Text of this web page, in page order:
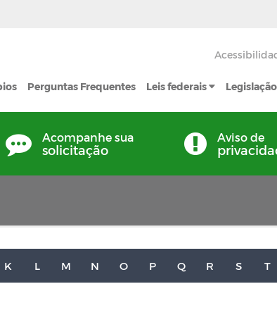
Perguntas Frequentes Leis federais
Acompanhe sua
solicitação
Aviso de
K L M N O P Q R S T